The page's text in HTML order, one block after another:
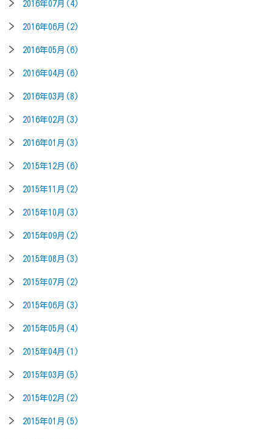
2016年07月(4)
2016年06月(2)
2016年05月(6)
2016年04月(6)
2016年03月(8)
2016年02月(3)
2016年01月(3)
2015年12月(6)
2015年11月(2)
2015年10月(3)
2015年09月(2)
2015年08月(3)
2015年07月(2)
2015年06月(3)
2015年05月(4)
2015年04月(1)
2015年03月(5)
2015年02月(2)
2015年01月(5)